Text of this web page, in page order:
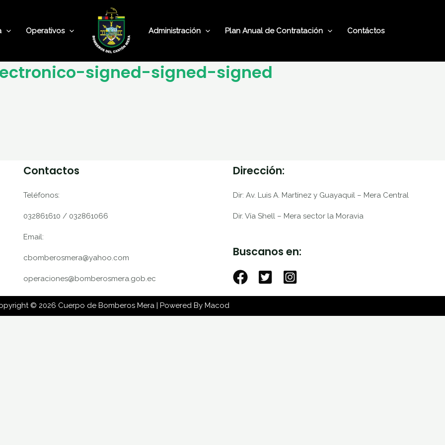
Operativos Administración Plan Anual de Contratación Contáctos
signed-signed-signed
Contactos
Teléfonos:
032861610 / 032861066
Email:
cbomberosmera@yahoo.com
operaciones@bomberosmera.gob.ec
Dirección:
Dir: Av. Luis A. Martínez y Guayaquil – Mera Central
Dir. Vía Shell – Mera sector la Moravia
Buscanos en:
© 2026 Cuerpo de Bomberos Mera | Powered By Macod